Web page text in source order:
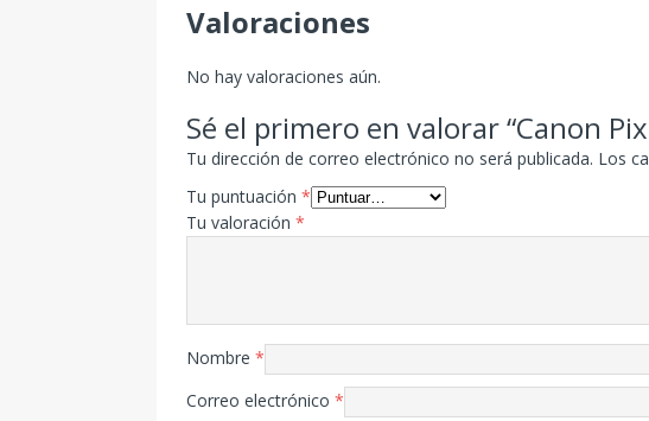
Valoraciones
No hay valoraciones aún.
Sé el primero en valorar “Canon
Tu dirección de correo electrónico no será publicada. Los
Tu puntuación *
Tu valoración *
Nombre *
Correo electrónico *